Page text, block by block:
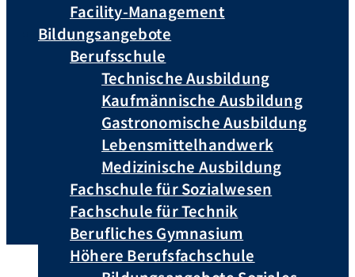
Facility-Management
Bildungsangebote
Berufsschule
Technische Ausbildung
Kaufmännische Ausbildung
Gastronomische Ausbildung
Lebensmittelhandwerk
Medizinische Ausbildung
Fachschule für Sozialwesen
Fachschule für Technik
Berufliches Gymnasium
Höhere Berufsfachschule